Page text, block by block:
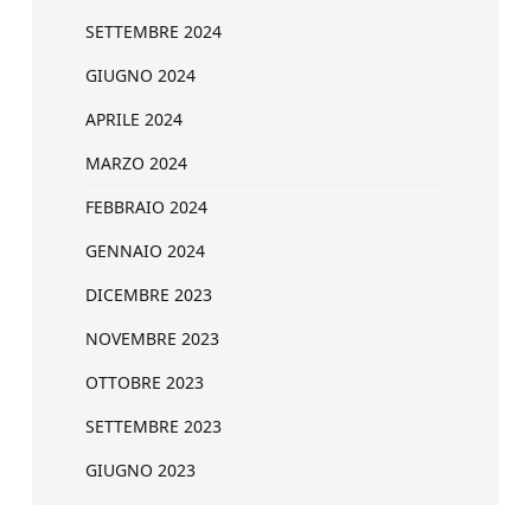
SETTEMBRE 2024
GIUGNO 2024
APRILE 2024
MARZO 2024
FEBBRAIO 2024
GENNAIO 2024
DICEMBRE 2023
NOVEMBRE 2023
OTTOBRE 2023
SETTEMBRE 2023
GIUGNO 2023